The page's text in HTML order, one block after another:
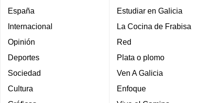
España
Internacional
Opinión
Deportes
Sociedad
Cultura
Estudiar en Galicia
La Cocina de Frabisa
Red
Plata o plomo
Ven A Galicia
Enfoque